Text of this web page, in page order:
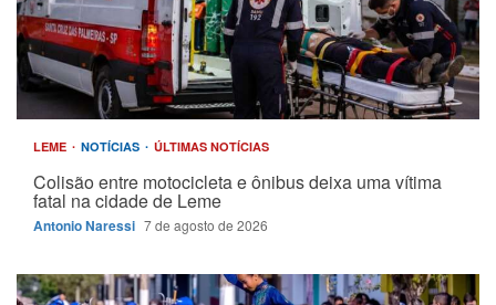
LEME NOTÍCIAS ÚLTIMAS NOTÍCIAS
Colisão entre motocicleta e ônibus deixa uma vítima
fatal na cidade de Leme
Antonio Naressi 7 de agosto de 2026